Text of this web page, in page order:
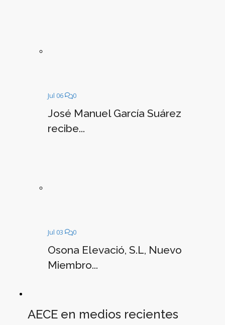
Jul 06 0
José Manuel García Suárez
recibe...
Jul 03 0
Osona Elevació, S.L, Nuevo
Miembro...
AECE en medios recientes